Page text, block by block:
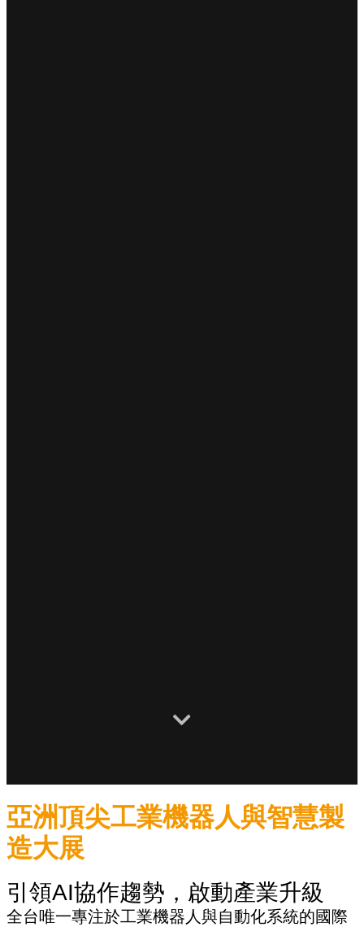
亞洲頂尖工業機器人與智慧製
造大展
引領AI協作趨勢，啟動產業升級
全台唯一專注於工業機器人與自動化系統的國際